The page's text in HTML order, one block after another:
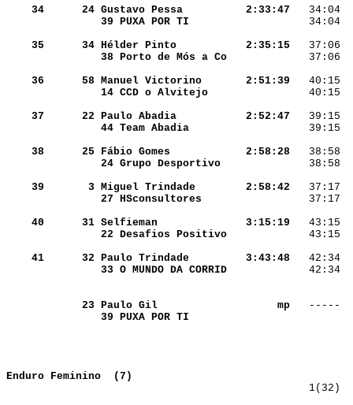
    34
     24
Gustavo Pessa
  2:33:47
34:04
39 PUXA POR TI
34:04
    35
     34
Hélder Pinto
  2:35:15
37:06
38 Porto de Mós a Co
37:06
    36
     58
Manuel Victorino
  2:51:39
40:15
14 CCD o Alvitejo
40:15
    37
     22
Paulo Abadia
  2:52:47
39:15
44 Team Abadia
39:15
    38
     25
Fábio Gomes
  2:58:28
38:58
24 Grupo Desportivo
38:58
    39
      3
Miguel Trindade
  2:58:42
37:17
27 HSconsultores
37:17
    40
     31
Selfieman
  3:15:19
43:15
22 Desafios Positivo
43:15
    41
     32
Paulo Trindade
  3:43:48
42:34
33 O MUNDO DA CORRID
42:34
     23
Paulo Gil
       mp
39 PUXA POR TI
Enduro Feminino  (7)